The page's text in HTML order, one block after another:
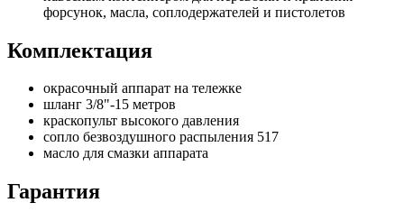
форсунок, масла, соплодержателей и пистолетов
Комплектация
окрасочный аппарат на тележке
шланг 3/8"-15 метров
краскопульт высокого давления
сопло безвоздушного распыления 517
масло для смазки аппарата
Гарантия